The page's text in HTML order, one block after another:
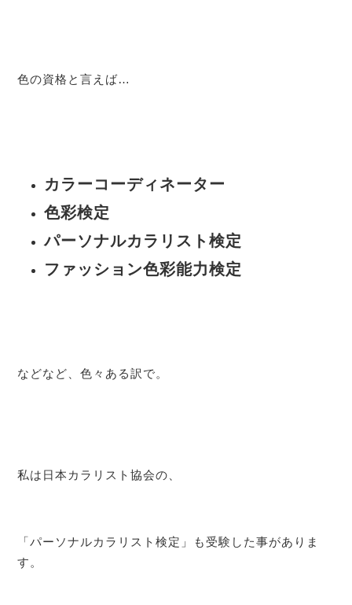
色の資格と言えば…
カラーコーディネーター
色彩検定
パーソナルカラリスト検定
ファッション色彩能力検定
などなど、色々ある訳で。
私は日本カラリスト協会の、
「パーソナルカラリスト検定」も受験した事がありま
す。